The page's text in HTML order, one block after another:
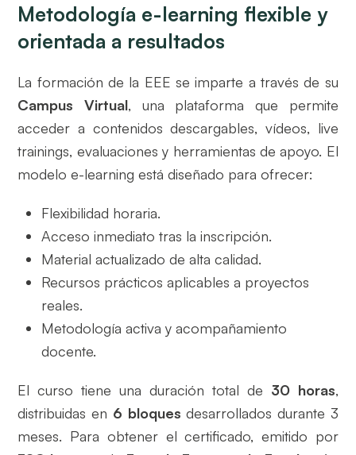
Metodología e-learning flexible y
orientada a resultados
La formación de la EEE se imparte a través de su
Campus Virtual, una plataforma que permite
acceder a contenidos descargables, vídeos, live
trainings, evaluaciones y herramientas de apoyo. El
modelo e-learning está diseñado para ofrecer:
Flexibilidad horaria.
Acceso inmediato tras la inscripción.
Material actualizado de alta calidad.
Recursos prácticos aplicables a proyectos
reales.
Metodología activa y acompañamiento
docente.
El curso tiene una duración total de 30 horas,
distribuidas en 6 bloques desarrollados durante 3
meses. Para obtener el certificado, emitido por